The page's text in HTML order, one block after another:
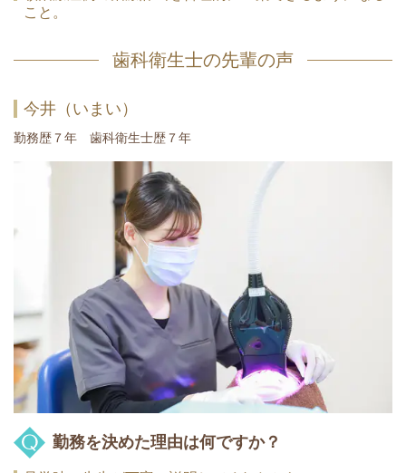
こと。
歯科衛生士の先輩の声
今井（いまい）
勤務歴７年 歯科衛生士歴７年
勤務を決めた理由は何ですか？